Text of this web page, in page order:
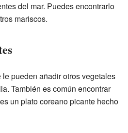
del mar. Puedes encontrarlo
mariscos.
pueden añadir otros vegetales
También es común encontrar
un plato coreano picante hecho